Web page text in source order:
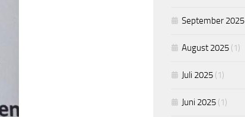
September 2025
August 2025 (1)
Juli 2025 (1)
Juni 2025 (1)